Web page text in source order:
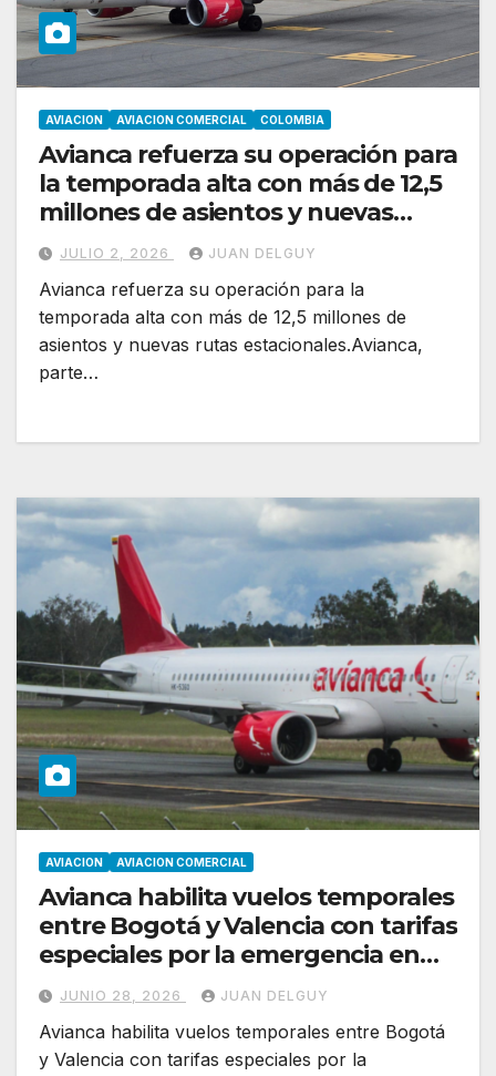
AVIACION AVIACION COMERCIAL COLOMBIA
Avianca refuerza su operación para
la temporada alta con más de 12,5
millones de asientos y nuevas
rutas estacionales
JULIO 2, 2026 JUAN DELGUY
Avianca refuerza su operación para la
temporada alta con más de 12,5 millones de
asientos y nuevas rutas estacionales.Avianca,
parte…
AVIACION AVIACION COMERCIAL
Avianca habilita vuelos temporales
entre Bogotá y Valencia con tarifas
especiales por la emergencia en
Venezuela
JUNIO 28, 2026 JUAN DELGUY
Avianca habilita vuelos temporales entre Bogotá
y Valencia con tarifas especiales por la